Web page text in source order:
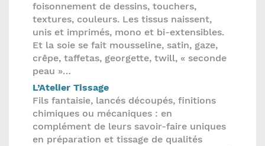
foisonnement de dessins, touchers,
textures, couleurs. Les tissus naissent,
unis et imprimés, mono et bi-extensibles.
Et la soie se fait mousseline, satin, gaze,
crêpe, taffetas, georgette, twill, « seconde
peau »…
L’Atelier Tissage
Fils fantaisie, lancés découpés, finitions
chimiques ou mécaniques : en
complément de leurs savoir-faire uniques
en préparation et tissage de qualités